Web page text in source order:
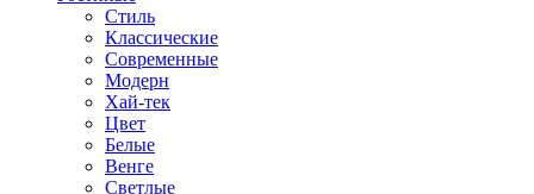
Стиль
Классические
Современные
Модерн
Хай-тек
Цвет
Белые
Венге
Светлые